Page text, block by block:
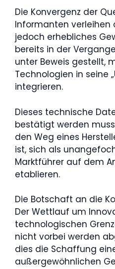
Die Konvergenz der
Informanten verleihen
jedoch erhebliches
bereits in der
unter Beweis gestellt,
Technologien in seine
integrieren.
Dieses technische
bestätigt werden
den Weg eines
ist, sich als
Marktführer auf dem
etablieren.
Die Botschaft an die
Der Wettlauf um
technologischen
nicht vorbei werden
dies die Schaffung
außergewöhnlichen